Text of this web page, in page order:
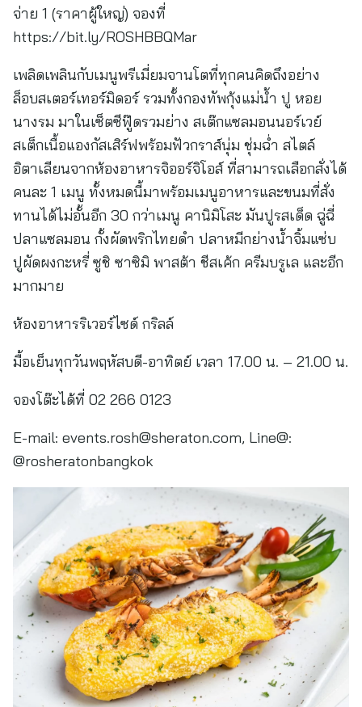
จ่าย 1 (ราคาผู้ใหญ่) จองที่
https://bit.ly/ROSHBBQMar
เพลิดเพลินกับเมนูพรีเมี่ยมจานโตที่ทุกคนคิดถึงอย่าง
ล็อบสเตอร์เทอร์มิดอร์ รวมทั้งกองทัพกุ้งแม่น้ำ ปู หอย
นางรม มาในเซ็ตซีฟู๊ดรวมย่าง สเต๊กแซลมอนนอร์เวย์
สเต็กเนื้อแองกัสเสิร์ฟพร้อมฟัวกราส์นุ่ม ชุ่มฉ่ำ สไตล์
อิตาเลียนจากห้องอาหารจิออร์จิโอส์ ที่สามารถเลือกสั่งได้
คนละ 1 เมนู ทั้งหมดนี้มาพร้อมเมนูอาหารและขนมที่สั่ง
ทานได้ไม่อั้นอีก 30 กว่าเมนู คานิมิโสะ มันปูรสเด็ด ฉู่ฉี่
ปลาแซลมอน กั้งผัดพริกไทยดำ ปลาหมีกย่างน้ำจิ้มแซ่บ
ปูผัดผงกะหรี่ ซูชิ ซาซิมิ พาสต้า ชีสเค้ก ครีมบรูเล และอีก
มากมาย
ห้องอาหารริเวอร์ไซด์ กริลล์
มื้อเย็นทุกวันพฤหัสบดี-อาทิตย์ เวลา 17.00 น. – 21.00 น.
จองโต๊ะได้ที่ 02 266 0123
E-mail: events.rosh@sheraton.com, Line@:
@rosheratonbangkok